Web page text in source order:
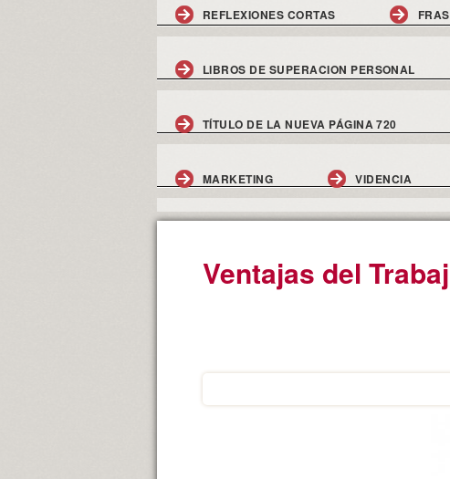
REFLEXIONES CORTAS
LIBROS DE SUPERACION PERSONAL
TÍTULO DE LA NUEVA PÁGINA 720
MARKETING VIDENCIA
Ventajas del